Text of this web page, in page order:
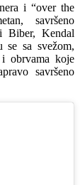
i “over the
savršeno
Biber, Kendal
se sa svežom,
i obrvama koje
savršeno